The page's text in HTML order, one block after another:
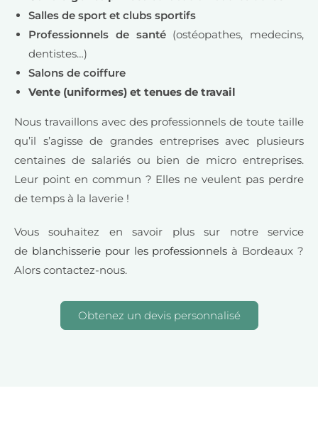
Salles de sport et clubs sportifs
Professionnels de santé (ostéopathes, medecins,
dentistes…)
Salons de coiffure
Vente (uniformes) et tenues de travail
Nous travaillons avec des professionnels de toute taille
qu’il s’agisse de grandes entreprises avec plusieurs
centaines de salariés ou bien de micro entreprises.
Leur point en commun ? Elles ne veulent pas perdre
de temps à la laverie !
Vous souhaitez en savoir plus sur notre service
de blanchisserie pour les professionnels à Bordeaux ?
Alors contactez-nous.
Obtenez un devis personnalisé